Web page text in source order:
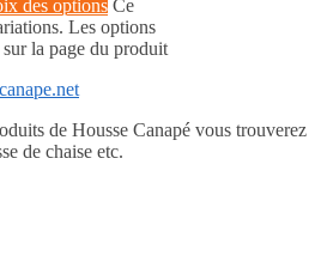
des options Ce
Les options
la page du produit
de Housse Canapé vous trouverez
de chaise etc.